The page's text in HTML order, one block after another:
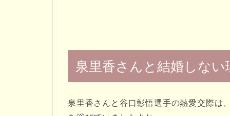
泉里香さんと結婚しない
泉里香さんと谷口彰悟選手の熱愛交際は